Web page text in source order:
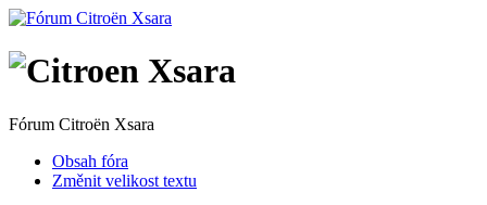
Fórum Citroën Xsara
Obsah fóra
Změnit velikost textu